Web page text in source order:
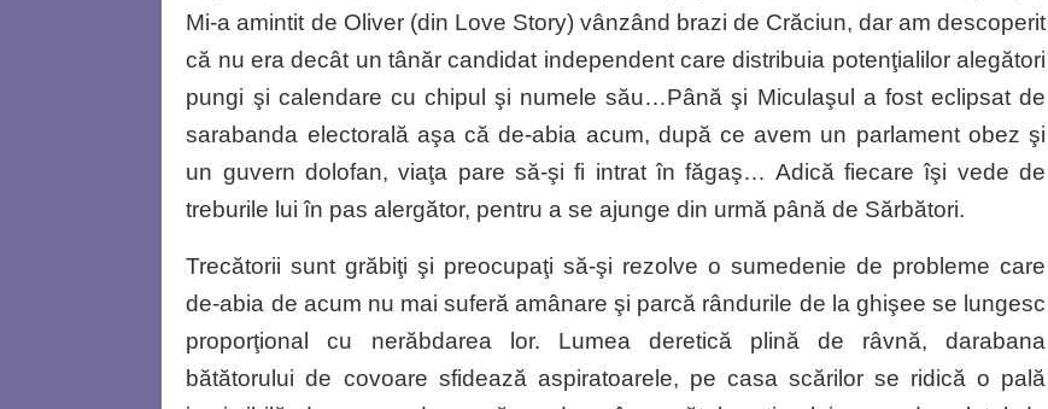
Mi-a amintit de Oliver (din Love Story) vânzând brazi de Crăciun, dar am descoperit
că nu era decât un tânăr candidat independent care distribuia potenţialilor alegători
pungi şi calendare cu chipul şi numele său…Până şi Miculaşul a fost eclipsat de
sarabanda electorală aşa că de-abia acum, după ce avem un parlament obez şi
un guvern dolofan, viaţa pare să-şi fi intrat în făgaş… Adică fiecare îşi vede de
treburile lui în pas alergător, pentru a se ajunge din urmă până de Sărbători.
Trecătorii sunt grăbiţi şi preocupaţi să-şi rezolve o sumedenie de probleme care
de-abia de acum nu mai suferă amânare şi parcă rândurile de la ghişee se lungesc
proporţional cu nerăbdarea lor. Lumea deretică plină de râvnă, darabana
bătătorului de covoare sfidează aspiratoarele, pe casa scărilor se ridică o pală